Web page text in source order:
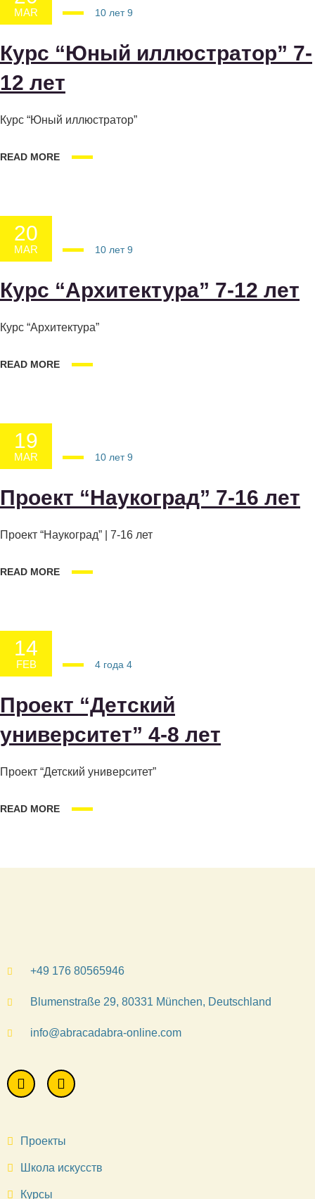
MAR
20.03.2025 10 лет9
Курс “Юный иллюстратор” 7-
12 лет
Курс “Юный иллюстратор”
READ MORE
20
MAR
20.03.2025 10 лет9
Курс “Архитектура” 7-12 лет
Курс “Архитектура”
READ MORE
19
MAR
19.03.2025 10 лет9
Проект “Наукоград” 7-16 лет
Проект “Наукоград” | 7-16 лет
READ MORE
14
FEB
14.02.2025 4 года 4
Проект “Детский
университет” 4-8 лет
Проект “Детский университет”
READ MORE
+49 176 80565946
Blumenstraße 29, 80331 München, Deutschland
info@abracadabra-online.com
Проекты
Школа искусств
Курсы